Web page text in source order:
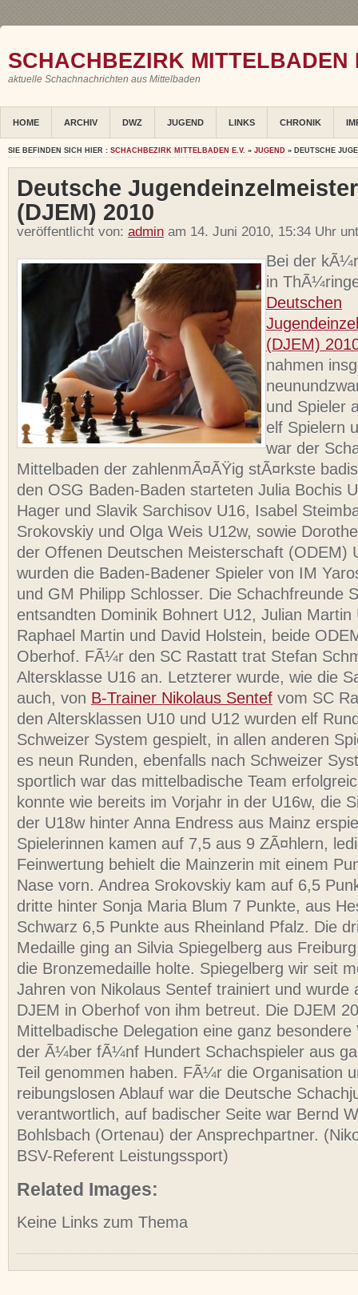
SCHACHBEZIRK MITTELBADEN
aktuelle Schachnachrichten aus Mittelbaden
HOME ARCHIV DWZ JUGEND LINKS CHRONIK
SIE BEFINDEN SICH HIER : SCHACHBEZIRK MITTELBADEN E.V. » JUGEND » DEUTSCHE
Deutsche
(DJEM) 2010
veröffentlicht von: admin am 14. Juni 2010, 15:34 Uhr
Bei der
in
Deutschen
(DJEM)
nahmen
und Spieler
elf Spielern
war der
Mittelbaden der zahlenmÃ¤ÃŸig stÃ¤rkste
den OSG Baden-Baden starteten Julia Bochis
Hager und Slavik Sarchisov U16, Isabel
Srokovskiy und Olga Weis U12w, sowie
der Offenen Deutschen Meisterschaft (ODEM)
wurden die Baden-Badener Spieler von IM
und GM Philipp Schlosser. Die Schachfreunde
entsandten Dominik Bohnert U12, Julian Martin
Raphael Martin und David Holstein, beide
Oberhof. FÃ¼r den SC Rastatt trat Stefan
Altersklasse U16 an. Letzterer wurde, wie die
auch, von B-Trainer Nikolaus Sentef vom SC
den Altersklassen U10 und U12 wurden elf
Schweizer System gespielt, in allen anderen
es neun Runden, ebenfalls nach Schweizer
sportlich war das mittelbadische Team
konnte wie bereits im Vorjahr in der U16w, die
der U18w hinter Anna Endress aus Mainz
Spielerinnen kamen auf 7,5 aus 9 ZÃ¤hlern,
Feinwertung behielt die Mainzerin mit einem
Nase vorn. Andrea Srokovskiy kam auf 6,5
dritte hinter Sonja Maria Blum 7 Punkte, aus
Schwarz 6,5 Punkte aus Rheinland Pfalz. Die
Medaille ging an Silvia Spiegelberg aus
die Bronzemedaille holte. Spiegelberg wir seit
Jahren von Nikolaus Sentef trainiert und wurde
DJEM in Oberhof von ihm betreut. Die DJEM
Mittelbadische Delegation eine ganz besondere
der Ã¼ber fÃ¼nf Hundert Schachspieler aus
Teil genommen haben. FÃ¼r die Organisation
reibungslosen Ablauf war die Deutsche
verantwortlich, auf badischer Seite war Bernd
Bohlsbach (Ortenau) der Ansprechpartner.
BSV-Referent Leistungssport)
Related Images:
Keine Links zum Thema